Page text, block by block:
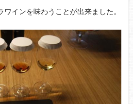
インを味わうことが出来ました。